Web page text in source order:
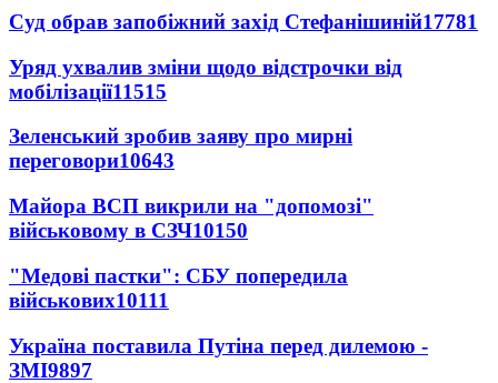
Суд обрав запобіжний захід Стефанішиній17781
Уряд ухвалив зміни щодо відстрочки від
мобілізації11515
Зеленський зробив заяву про мирні
переговори10643
Майора ВСП викрили на "допомозі"
військовому в СЗЧ10150
"Медові пастки": СБУ попередила
військових10111
Україна поставила Путіна перед дилемою -
ЗМІ9897